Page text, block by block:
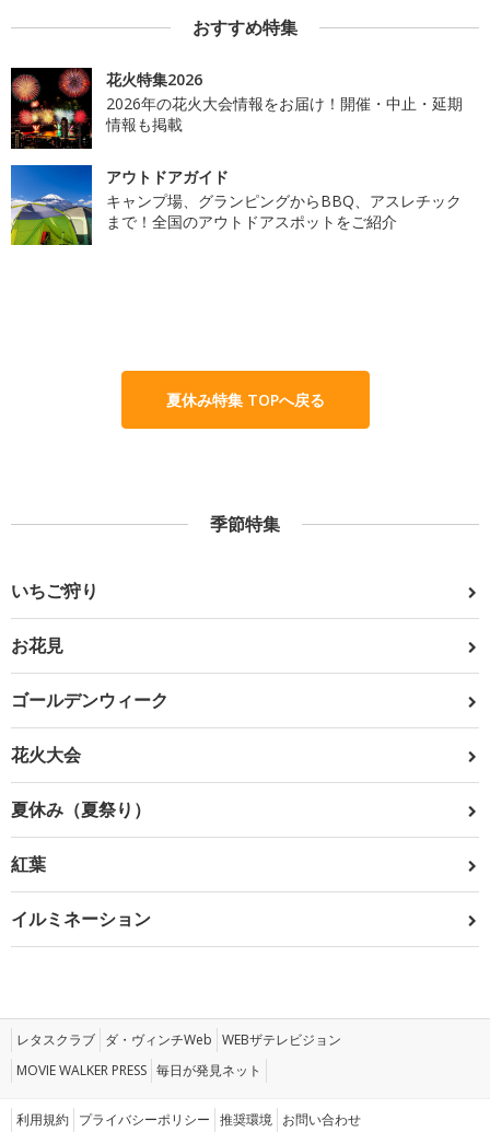
おすすめ特集
花火特集2026
2026年の花火大会情報をお届け！開催・中止・延期
情報も掲載
アウトドアガイド
キャンプ場、グランピングからBBQ、アスレチック
まで！全国のアウトドアスポットをご紹介
夏休み特集 TOPへ戻る
季節特集
いちご狩り
お花見
ゴールデンウィーク
花火大会
夏休み（夏祭り）
紅葉
イルミネーション
レタスクラブ ダ・ヴィンチWeb WEBザテレビジョン
MOVIE WALKER PRESS 毎日が発見ネット
利用規約 プライバシーポリシー 推奨環境 お問い合わせ